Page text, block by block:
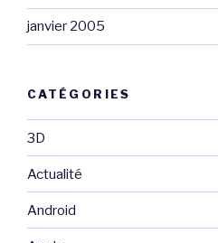
janvier 2005
CATÉGORIES
3D
Actualité
Android